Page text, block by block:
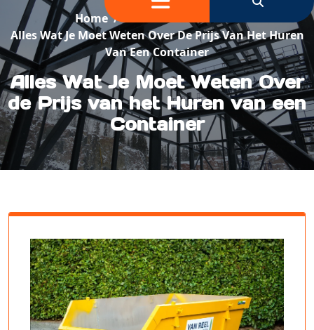
Home/Container Verhuur
Alles Wat Je Moet Weten Over De Prijs Van Het Huren
Van Een Container
Alles Wat Je Moet Weten Over
de Prijs van het Huren van een
Container